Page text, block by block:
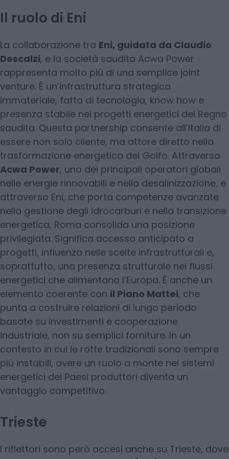
Il ruolo di Eni
La collaborazione tra Eni, guidata da Claudio
Descalzi, e la società saudita Acwa Power
rappresenta molto più di una semplice joint
venture. È un’infrastruttura strategica
immateriale, fatta di tecnologia, know how e
presenza stabile nei progetti energetici del Regno
saudita. Questa partnership consente all’Italia di
essere non solo cliente, ma attore diretto nella
trasformazione energetica del Golfo. Attraverso
Acwa Power, uno dei principali operatori globali
nelle energie rinnovabili e nella desalinizzazione, e
attraverso Eni, che porta competenze avanzate
nella gestione degli idrocarburi e nella transizione
energetica, Roma consolida una posizione
privilegiata. Significa accesso anticipato a
progetti, influenza nelle scelte infrastrutturali e,
soprattutto, una presenza strutturale nei flussi
energetici che alimentano l’Europa. È anche un
elemento coerente con il Piano Mattei, che
punta a costruire relazioni di lungo periodo
basate su investimenti e cooperazione
industriale, non su semplici forniture. In un
contesto in cui le rotte tradizionali sono sempre
più instabili, avere un ruolo a monte nei sistemi
energetici dei Paesi produttori diventa un
vantaggio competitivo.
Trieste
I riflettori sono però accesi anche su Trieste, dove